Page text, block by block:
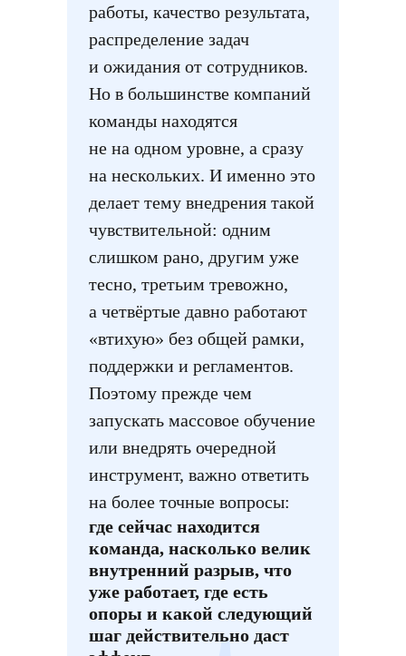
работы, качество результата,
распределение задач
и ожидания от сотрудников.
Но в большинстве компаний
команды находятся
не на одном уровне, а сразу
на нескольких. И именно это
делает тему внедрения такой
чувствительной: одним
слишком рано, другим уже
тесно, третьим тревожно,
а четвёртые давно работают
«втихую» без общей рамки,
поддержки и регламентов.
Поэтому прежде чем
запускать массовое обучение
или внедрять очередной
инструмент, важно ответить
на более точные вопросы:
где сейчас находится
команда, насколько велик
внутренний разрыв, что
уже работает, где есть
опоры и какой следующий
шаг действительно даст